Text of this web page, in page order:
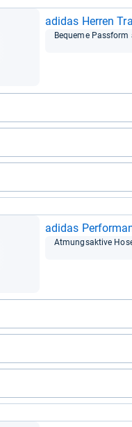
adi­das Her­ren
Bequeme
adi­das
Atmungs­ak­tive